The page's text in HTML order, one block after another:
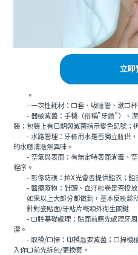
立即
。
- 一次性耗材：口套、吸唾管、漱口杯
- 器械滅菌：手機（俗稱“牙鑽”）、潔
裝；包裝上有日期與滅菌指示變色記號；
- 水路管理：牙椅用水是否獨立瓶供，
的水應清澈無異味。
- 空氣與表面：有無定時表面消毒、空
程序。
- 影像防護：拍X光會否提供鉛衣；鉛
- 醫療廢物：針頭、血汙棉卷是否投放
如果以上大部分都做到，基本反映診所
針對瓷貼面/牙貼片嘅額外衛生關鍵
- 口腔基礎處理：貼面前應先處理牙周
潔。
- 取模/口掃：印模匙要滅菌；口掃機
入你口前先拆包/更換套。